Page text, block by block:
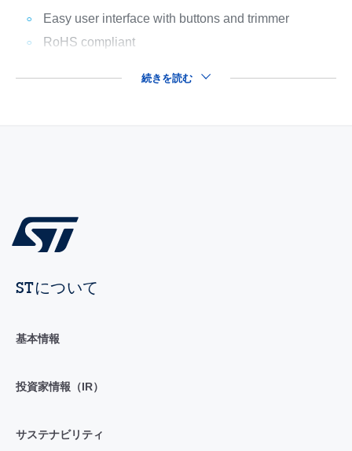
Easy user interface with buttons and trimmer
RoHS compliant
続きを読む
STについて
基本情報
投資家情報（IR）
サステナビリティ